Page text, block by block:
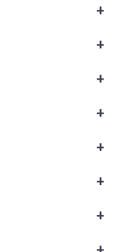
+
+
+
+
+
+
+